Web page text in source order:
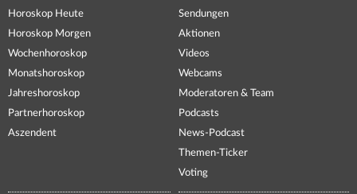
Horoskop Heute
Horoskop Morgen
Wochenhoroskop
Monatshoroskop
Jahreshoroskop
Partnerhoroskop
Aszendent
Sendungen
Aktionen
Videos
Webcams
Moderatoren & Team
Podcasts
News-Podcast
Themen-Ticker
Voting